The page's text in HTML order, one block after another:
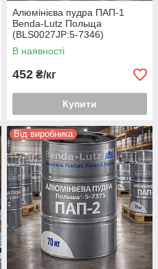
Алюмінієва пудра ПАП-1
Benda-Lutz Польща
(BLS0027JP:5-7346)
В наявності
452 ₴/кг
Купити
Від виробника